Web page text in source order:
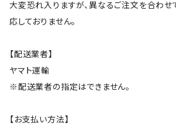
大変恐れ入りますが、異なるご注文を合わ
応しておりません。
【配送業者】
ヤマト運輸
※配送業者の指定はできません。
【お支払い方法】